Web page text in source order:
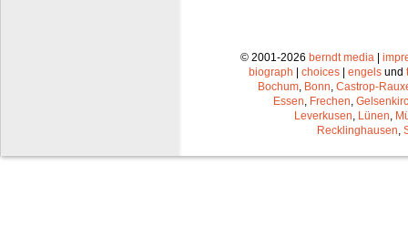
© 2001-2026 berndt media|
biograph
choices engels und
Bochum, Bonn, Castrop-
Essen, Frechen,
Leverkusen, Lünen,
Recklinghausen,